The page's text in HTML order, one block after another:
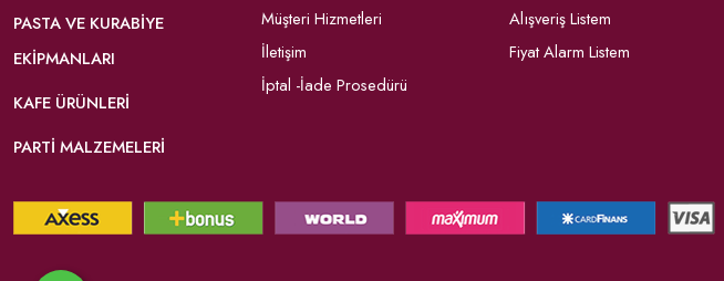
PASTA VE KURABIYE
EKIPMANLARI
KAFE ÜRÜNLERI
PARTI MALZEMELERI
Müşteri Hizmetleri
İletişim
İptal -İade Prosedürü
Alışveriş Listem
Fiyat Alarm Listem